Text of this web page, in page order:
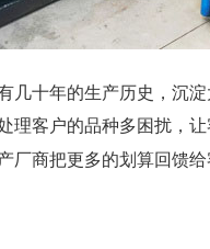
几十年的生产历史，沉
理客户的品种多困扰，
厂商把更多的划算回馈